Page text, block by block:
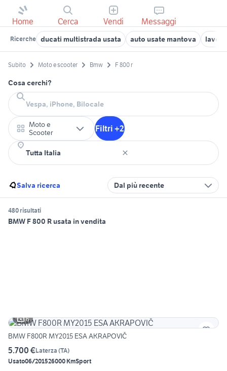
Home Cerca Vendi Messaggi
Ricerche ducati multistrada usata auto usate mantova
Subito Moto e scooter Bmw F 800 r
Cosa cerchi?
Moto e
Scooter
Filtri +2
Salva ricerca Dal più recente
480 risultati
BMW F 800 R usata in vendita
6
BMW F800R MY2015 ESA AKRAPOVIČ
5.700 €Laterza (TA)
Usato06/201526000 KmSport